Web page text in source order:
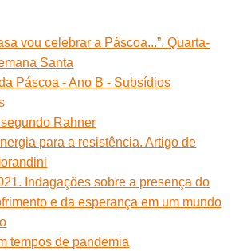
vou celebrar a Páscoa...”. Quarta-
Santa
Páscoa - Ano B - Subsídios
Rahner
para a resistência. Artigo de
Indagações sobre a presença do
e da esperança em um mundo
tempos de pandemia